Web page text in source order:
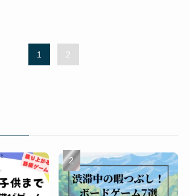
1 2